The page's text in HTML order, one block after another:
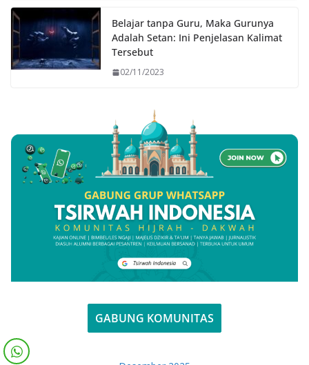
Belajar tanpa Guru, Maka Gurunya
Adalah Setan: Ini Penjelasan Kalimat
Tersebut
02/11/2023
GABUNG KOMUNITAS